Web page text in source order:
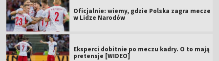
Oficjalnie: wiemy, gdzie Polska zagra mecze
w Lidze Narodów
Eksperci dobitnie po meczu kadry. O to mają
pretensje [WIDEO]